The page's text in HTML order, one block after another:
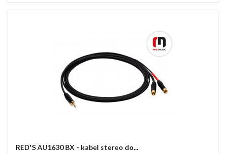
RED'S AU1630 BX - kabel stereo do...